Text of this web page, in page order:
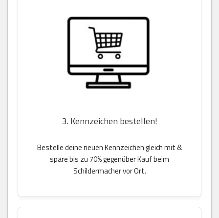
3. Kennzeichen bestellen!
Bestelle deine neuen Kennzeichen gleich mit &
spare bis zu 70% gegenüber Kauf beim
Schildermacher vor Ort.